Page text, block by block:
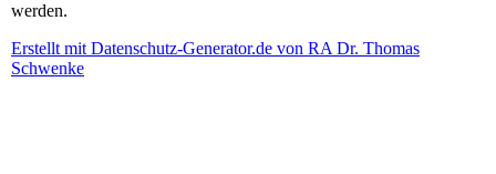
werden.
Erstellt mit Datenschutz-Generator.de von RA Dr. Thomas
Schwenke